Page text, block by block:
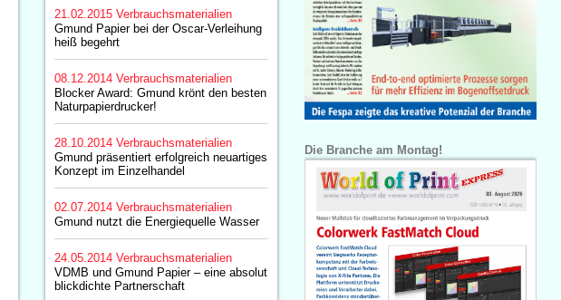
21.02.2015 Verbrauchsmaterialien
Gmund Papier bei der Oscar-Verleihung
heiß begehrt
08.12.2014 Verbrauchsmaterialien
Blocker Award: Gmund krönt den besten
Naturpapierdrucker!
28.10.2014 Verbrauchsmaterialien
Gmund präsentiert erfolgreich neuartiges
Konzept im Einzelhandel
02.07.2014 Verbrauchsmaterialien
Gmund nutzt die Energiequelle Wasser
24.05.2014 Verbrauchsmaterialien
VDMB und Gmund Papier – eine absolut
blickdichte Partnerschaft
Die Branche am Montag!